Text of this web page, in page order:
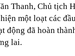
Thanh, Chủ tịch
một loạt các
động đã hoàn
lai.